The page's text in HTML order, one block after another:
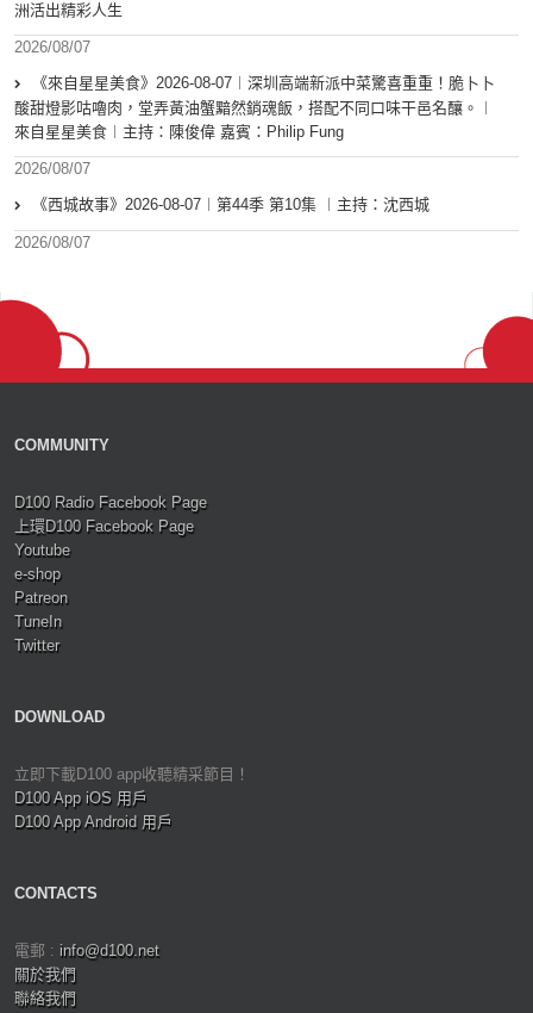
洲活出精彩人生
2026/08/07
《來自星星美食》2026-08-07︱深圳高端新派中菜驚喜重重！脆卜卜
酸甜燈影咕嚕肉，堂弄黃油蟹黯然銷魂飯，搭配不同口味干邑名釀。︱
來自星星美食︱主持：陳俊偉 嘉賓：Philip Fung
2026/08/07
《西城故事》2026-08-07︱第44季 第10集 ︱主持：沈西城
2026/08/07
COMMUNITY
D100 Radio Facebook Page
上環D100 Facebook Page
Youtube
e-shop
Patreon
TuneIn
Twitter
DOWNLOAD
立即下載D100 app收聽精采節目！
D100 App iOS 用戶
D100 App Android 用戶
CONTACTS
電郵 : info@d100.net
關於我們
聯絡我們